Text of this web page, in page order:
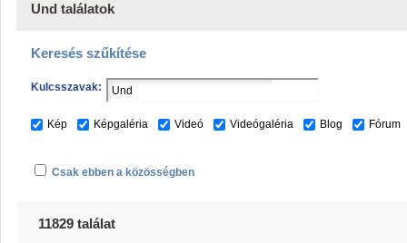
Und találatok
Keresés szűkítése
Kulcsszavak:
Kép Képgaléria Videó Videógaléria Blog Fórum
Csak ebben a közösségben
11829 találat